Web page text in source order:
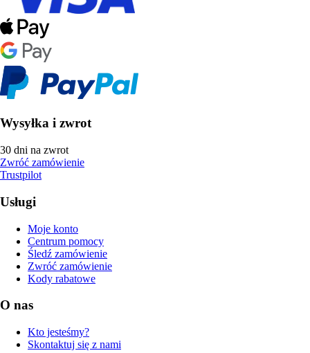
Wysyłka i zwrot
30 dni na zwrot
Zwróć zamówienie
Trustpilot
Usługi
Moje konto
Centrum pomocy
Śledź zamówienie
Zwróć zamówienie
Kody rabatowe
O nas
Kto jesteśmy?
Skontaktuj się z nami